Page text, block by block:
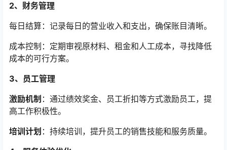
2、财务管理
每日结算：记录每日的营业收入和支出，确保账目清晰。
成本控制：定期审视原材料、租金和人工成本，寻找降低
成本的可行方案。
3、员工管理
激励机制 ：通过绩效奖金、员工折扣等方式激励员工，提
高工作积极性。
培训计划 ：持续培训，提升员工的销售技能和服务质量。